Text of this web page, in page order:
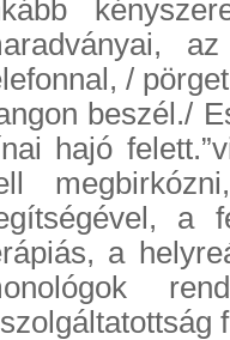
/
beszél./
hajó
a
a